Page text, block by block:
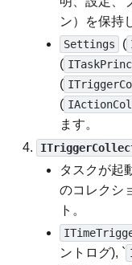
ン）を保持
Settings (
(
(
(
ます。
タスクが起
のコレクシ
ト。
ントログ), `